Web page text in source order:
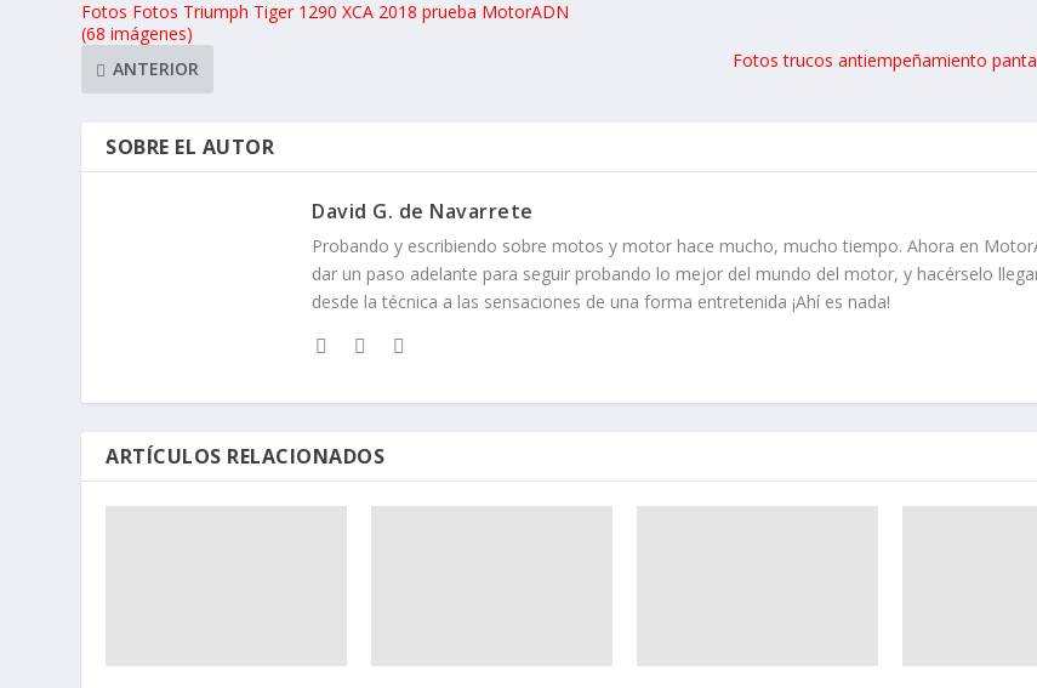
Fotos Fotos Triumph Tiger 1290 XCA 2018 prueba MotorADN
(68 imágenes)
ANTERIOR
Fotos trucos antiempeñamiento
SOBRE EL AUTOR
David G. de Navarrete
Probando y escribiendo sobre motos y motor hace mucho, mucho tiempo. Ahora en
dar un paso adelante para seguir probando lo mejor del mundo del motor, y hacérselo
desde la técnica a las sensaciones de una forma entretenida ¡Ahí es nada!
ARTÍCULOS RELACIONADOS